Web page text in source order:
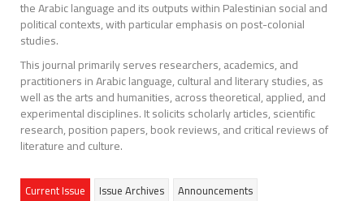
the Arabic language and its outputs within Palestinian social and
political contexts, with particular emphasis on post-colonial
studies.
This journal primarily serves researchers, academics, and
practitioners in Arabic language, cultural and literary studies, as
well as the arts and humanities, across theoretical, applied, and
experimental disciplines. It solicits scholarly articles, scientific
research, position papers, book reviews, and critical reviews of
literature and culture.
Current Issue Issue Archives Announcements